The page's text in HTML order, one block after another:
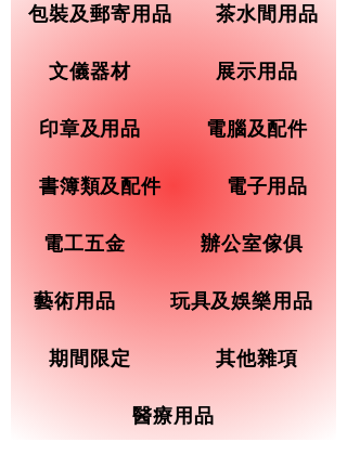
包裝及郵寄用品 茶水間用品
文儀器材 展示用品
印章及用品 電腦及配件
書簿類及配件 電子用品
電工五金 辦公室傢俱
藝術用品 玩具及娛樂用品
期間限定 其他雜項
醫療用品